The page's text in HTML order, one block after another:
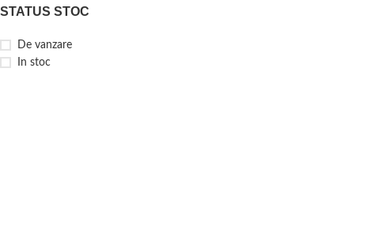
STATUS STOC
De vanzare
In stoc